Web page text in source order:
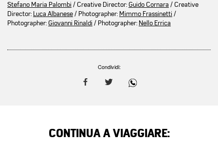
Stefano Maria Palombi / Creative Director:Guido Cornara / Creative
Director: Luca Albanese/ Photographer: Mimmo Frassinetti /
Photographer:Giovanni Rinaldi / Photographer: Nello Errica
Condividi:
CONTINUA A VIAGGIARE: